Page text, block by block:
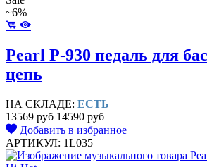
~6%
Pearl P-930 педаль для
цепь
НА СКЛАДЕ: ЕСТЬ
13569 руб 14590 руб
Добавить в избранное
АРТИКУЛ: 1L035